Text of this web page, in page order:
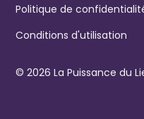
© 2026 La Puissance du
Politique de
Conditions d'utilisation